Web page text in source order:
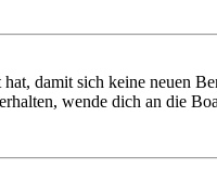
damit sich keine neuen
wende dich an die